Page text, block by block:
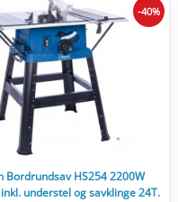
Bordrundsav HS254 2200W
understel og savklinge 24T.
-40%